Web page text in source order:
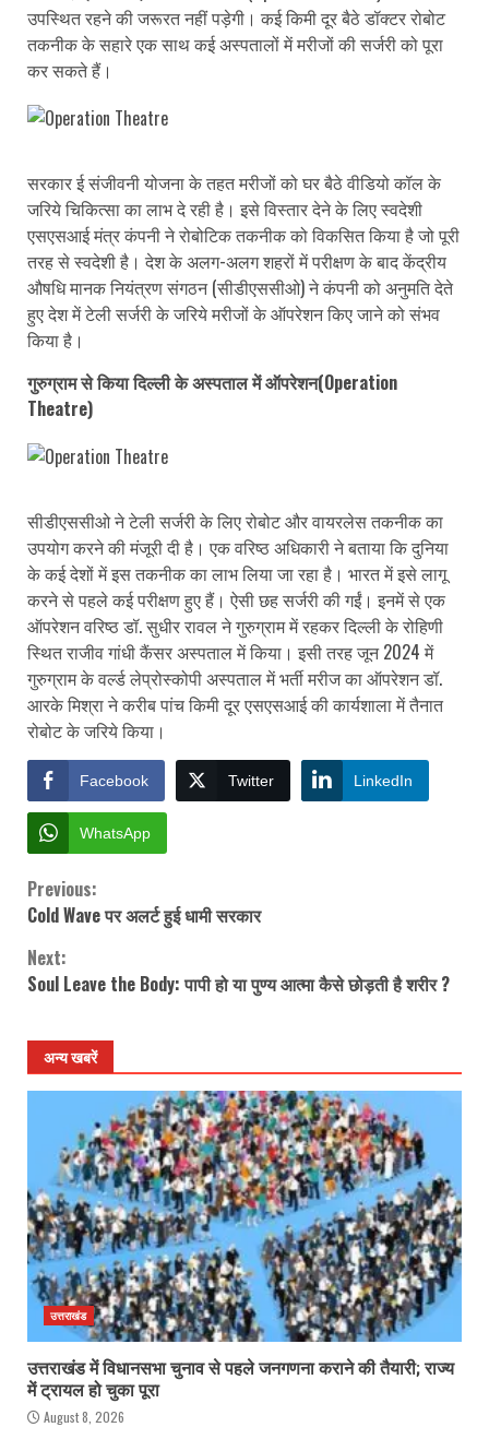
उपस्थित रहने की जरूरत नहीं पड़ेगी। कई किमी दूर बैठे डॉक्टर रोबोट
तकनीक के सहारे एक साथ कई अस्पतालों में मरीजों की सर्जरी को पूरा
कर सकते हैं।
सरकार ई संजीवनी योजना के तहत मरीजों को घर बैठे वीडियो कॉल के
जरिये चिकित्सा का लाभ दे रही है। इसे विस्तार देने के लिए स्वदेशी
एसएसआई मंत्र कंपनी ने रोबोटिक तकनीक को विकसित किया है जो पूरी
तरह से स्वदेशी है। देश के अलग-अलग शहरों में परीक्षण के बाद केंद्रीय
औषधि मानक नियंत्रण संगठन (सीडीएससीओ) ने कंपनी को अनुमति देते
हुए देश में टेली सर्जरी के जरिये मरीजों के ऑपरेशन किए जाने को संभव
किया है।
गुरुग्राम से किया दिल्ली के अस्पताल में ऑपरेशन(Operation
Theatre)
सीडीएससीओ ने टेली सर्जरी के लिए रोबोट और वायरलेस तकनीक का
उपयोग करने की मंजूरी दी है। एक वरिष्ठ अधिकारी ने बताया कि दुनिया
के कई देशों में इस तकनीक का लाभ लिया जा रहा है। भारत में इसे लागू
करने से पहले कई परीक्षण हुए हैं। ऐसी छह सर्जरी की गईं। इनमें से एक
ऑपरेशन वरिष्ठ डॉ. सुधीर रावल ने गुरुग्राम में रहकर दिल्ली के रोहिणी
स्थित राजीव गांधी कैंसर अस्पताल में किया। इसी तरह जून 2024 में
गुरुग्राम के वर्ल्ड लेप्रोस्कोपी अस्पताल में भर्ती मरीज का ऑपरेशन डॉ.
आरके मिश्रा ने करीब पांच किमी दूर एसएसआई की कार्यशाला में तैनात
रोबोट के जरिये किया।
Facebook Twitter LinkedIn
WhatsApp
Continue
Previous:
Cold Wave पर अलर्ट हुई धामी सरकार
Next:
Soul Leave the Body: पापी हो या पुण्य आत्मा कैसे छोड़ती है शरीर ?
अन्य खबरें
उत्तराखंड
उत्तराखंड में विधानसभा चुनाव से पहले जनगणना कराने की तैयारी; राज्य
में ट्रायल हो चुका पूरा
August 8, 2026